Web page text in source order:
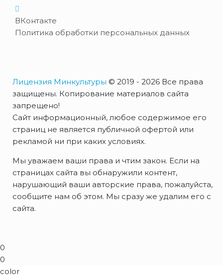
ВКонтакте
Политика обработки персональных данных
Лицензия Минкультуры © 2019 - 2026 Все права
защищены. Копирование материалов сайта
запрещено!
Сайт информационный, любое содержимое его
страниц не является публичной офертой или
рекламой ни при каких условиях.
Мы уважаем ваши права и чтим закон. Если на
страницах сайта вы обнаружили контент,
нарушающий ваши авторские права, пожалуйста,
сообщите нам об этом. Мы сразу же удалим его с
сайта.
0
0
color